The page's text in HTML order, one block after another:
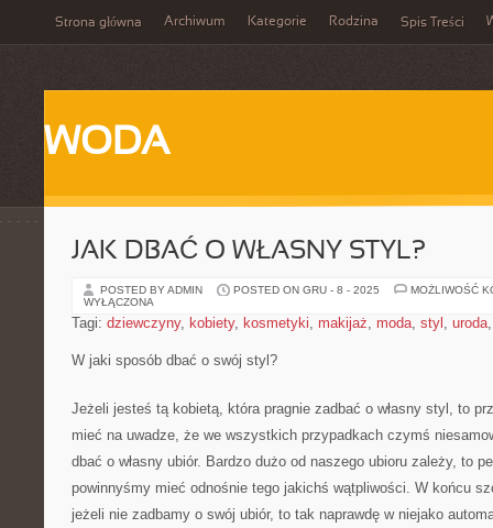
Strona główna Archiwum Kategorie Rodzina Spis Treści
WODA
JAK DBAĆ O WŁASNY STYL?
POSTED BY ADMIN POSTED ON GRU - 8 - 2025
MOŻLIWOŚĆ
WYŁĄCZONA
Tagi: dziewczyny, kobiety, kosmetyki, makijaż, moda, styl , uroda
W jaki sposób dbać o swój styl?
Jeżeli jesteś tą kobietą, która pragnie zadbać o własny styl, to
mieć na uwadze, że we wszystkich przypadkach czymś
dbać o własny ubiór. Bardzo dużo od naszego ubioru zależy, to
powinnyśmy mieć odnośnie tego jakichś wątpliwości. W końcu
jeżeli nie zadbamy o swój ubiór, to tak naprawdę w niejako